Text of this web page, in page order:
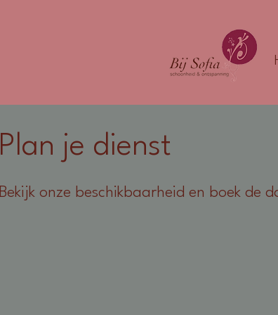
Plan je dienst
Bekijk onze beschikbaarheid en boek de